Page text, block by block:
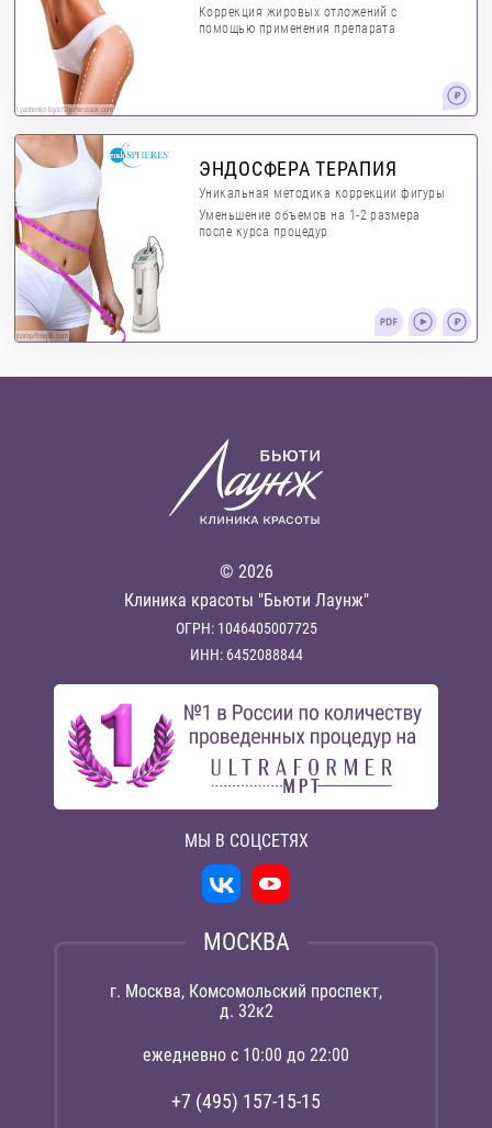
Lyashenko Egor/Shutterstock.com
Коррекция жировых отложений с
помощью применения препарата
jcomp/freepik.com
ЭНДОСФЕРА ТЕРАПИЯ
Уникальная методика коррекции фигуры
Уменьшение объемов на 1-2 размера
после курса процедур
© 2026
Клиника красоты "Бьюти Лаунж"
ОГРН: 1046405007725
ИНН: 6452088844
МЫ В СОЦСЕТЯХ
МОСКВА
г. Москва, Комсомольский проспект,
д. 32к2
ежедневно с 10:00 до 22:00
+7 (495) 157-15-15